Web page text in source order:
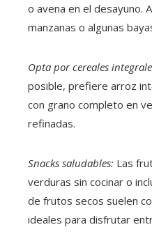
o avena en el desayuno.
manzanas o algunas
Opta por cereales
posible, prefiere arroz
con grano completo en
refinadas.
Snacks saludables: Las
verduras sin cocinar o
de frutos secos suelen
ideales para disfrutar